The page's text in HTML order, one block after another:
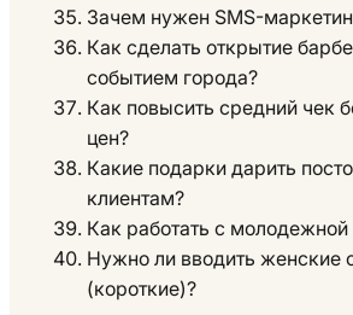
Зачем нужен SMS-
Как сделать открытие
событием города?
Как повысить средний чек
цен?
Какие подарки дарить
клиентам?
Как работать с молодежной
Нужно ли вводить женские
(короткие)?